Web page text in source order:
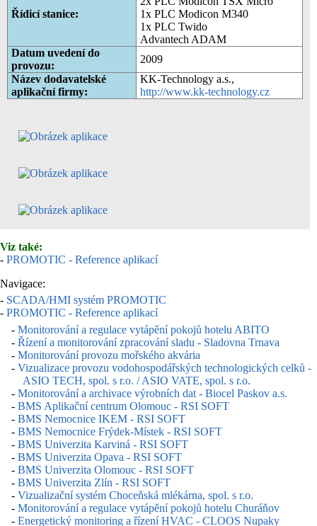
Řídicí stanice:
1x PLC Modicon M340
1x PLC Twido
Advantech ADAM
Datum uvedení do
provozu:
2009
Název dodavatelské
aplikační firmy:
KK-Technology a.s.,
http://www.kk-technology.cz
Viz také:
- PROMOTIC - Reference aplikací
Navigace:
- SCADA/HMI systém PROMOTIC
- PROMOTIC - Reference aplikací
- Monitorování a regulace vytápění pokojů hotelu ABITO
- Řízení a monitorování zpracování sladu - Sladovna Trnava
- Monitorování provozu mořského akvária
- Vizualizace provozu vodohospodářských technologických celků -
ASIO TECH, spol. s r.o. / ASIO VATE, spol. s r.o.
- Monitorování a archivace výrobních dat - Biocel Paskov a.s.
- BMS Aplikační centrum Olomouc - RSI SOFT
- BMS Nemocnice IKEM - RSI SOFT
- BMS Nemocnice Frýdek-Místek - RSI SOFT
- BMS Univerzita Karviná - RSI SOFT
- BMS Univerzita Opava - RSI SOFT
- BMS Univerzita Olomouc - RSI SOFT
- BMS Univerzita Zlín - RSI SOFT
- Vizualizační systém Choceňská mlékárna, spol. s r.o.
- Monitorování a regulace vytápění pokojů hotelu Churáňov
- Energetický monitoring a řízení HVAC - CLOOS Nupaky